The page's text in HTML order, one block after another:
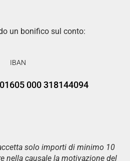
un bonifico sul conto:
IBAN
000 318144094
solo importi di minimo 10
nella causale la motivazione del